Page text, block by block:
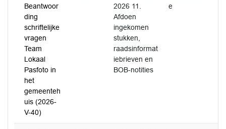
Beantwoor
ding
schriftelijke
vragen
Team
Lokaal
Pasfoto in
het
gemeenteh
uis (2026-
V-40)
2026 11.
Afdoen
ingekomen
stukken,
raadsinformat
iebrieven en
BOB-notities
e